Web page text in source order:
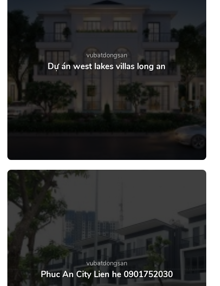
vubatdongsan
Dự án west lakes villas long an
vubatdongsan
Phuc An City Lien he 0901752030